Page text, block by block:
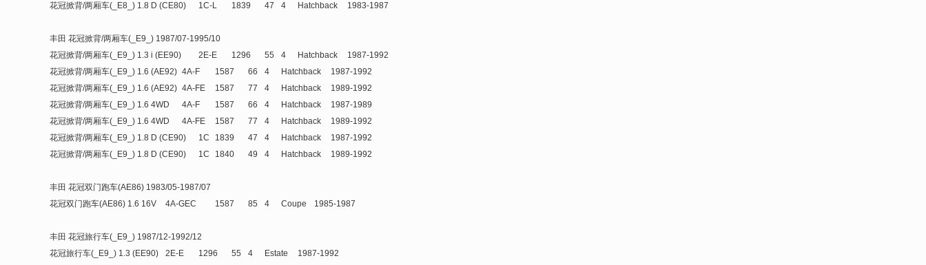
花冠掀背/两厢车(_E8_) 1.8 D (CE80)
1C-L 1839 47 4 Hatchback 1983-1987
丰田 花冠掀背/两厢车(_E9_) 1987/07-1995/10
花冠掀背/两厢车(_E9_) 1.3 i (EE90)
2E-E 1296 55 4 Hatchback
1987-1992
花冠掀背/两厢车(_E9_) 1.6 (AE92) 4A-F 1587 66 4 Hatchback
1987-1992
花冠掀背/两厢车(_E9_) 1.6 (AE92) 4A-FE 1587 77 4 Hatchback
1989-1992
花冠掀背/两厢车(_E9_) 1.6 4WD
4A-F 1587 66 4 Hatchback
1987-1989
花冠掀背/两厢车(_E9_) 1.6 4WD
4A-FE 1587 77 4 Hatchback
1989-1992
花冠掀背/两厢车(_E9_) 1.8 D (CE90)
1C 1839 47 4 Hatchback
1987-1992
花冠掀背/两厢车(_E9_) 1.8 D (CE90)
1C 1840 49 4 Hatchback 1989-1992
丰田 花冠双门跑车(AE86) 1983/05-1987/07
花冠双门跑车(AE86) 1.6 16V
4A-GEC 1587 85 4 Coupe 1985-1987
丰田 花冠旅行车(_E9_) 1987/12-1992/12
花冠旅行车(_E9_) 1.3 (EE90)
2E-E 1296 55 4 Estate 1987-1992